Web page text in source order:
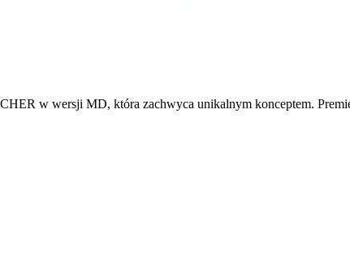
w wersji MD, która zachwyca unikalnym konceptem.